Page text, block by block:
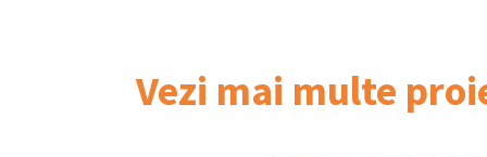
Vezi mai multe